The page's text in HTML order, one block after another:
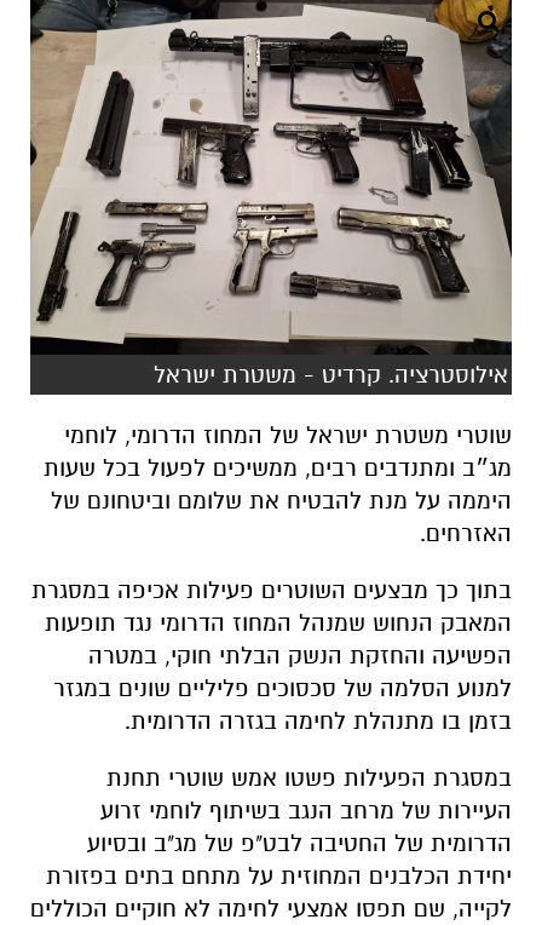
אילוסטרציה. קרדיט - משטרת ישראל
שוטרי משטרת ישראל של המחוז הדרומי, לוחמי
מג״ב ומתנדבים רבים, ממשיכים לפעול בכל שעות
היממה על מנת להבטיח את שלומם וביטחונם של
האזרחים.
בתוך כך מבצעים השוטרים פעילות אכיפה במסגרת
המאבק הנחוש שמנהל המחוז הדרומי נגד תופעות
הפשיעה והחזקת הנשק הבלתי חוקי, במטרה
למנוע הסלמה של סכסוכים פליליים שונים במגזר
בזמן בו מתנהלת לחימה בגזרה הדרומית.
במסגרת הפעילות פשטו אמש שוטרי תחנת
העיירות של מרחב הנגב בשיתוף לוחמי זרוע
הדרומית של החטיבה לבט"פ של מג"ב ובסיוע
יחידת הכלבנים המחוזית על מתחם בתים בפזורת
לקייה, שם תפסו אמצעי לחימה לא חוקיים הכוללים